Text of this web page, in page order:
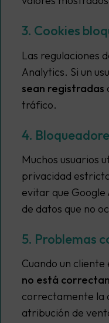
3. Cookies
Las regulaciones
Analytics. Si un
sean registradas
tráfico.
4.
Muchos usuarios
privacidad
evitar que
de datos que no
5. Problemas
Cuando un
no está
correctamente la
atribución de